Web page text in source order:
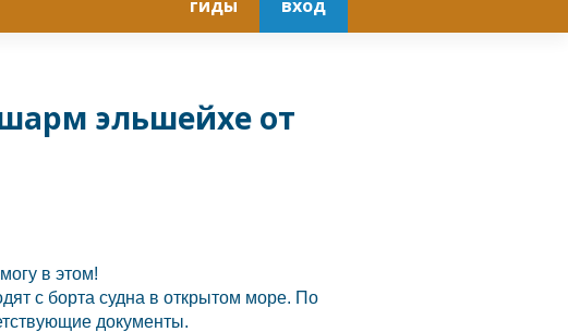
гиды вход
эльшейхе от
в этом!
с борта судна в открытом море. По
документы.